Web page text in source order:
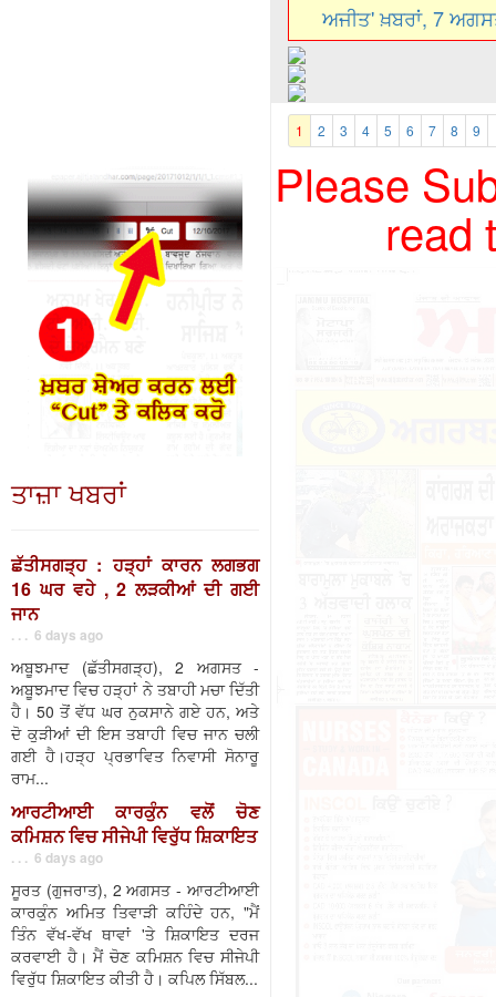
ਤਾਜ਼ਾ ਖਬਰਾਂ
ਛੱਤੀਸਗੜ੍ਹ : ਹੜ੍ਹਾਂ ਕਾਰਨ ਲਗਭਗ
16 ਘਰ ਵਹੇ , 2 ਲੜਕੀਆਂ ਦੀ ਗਈ
ਜਾਨ
. . . 6 days ago
ਅਬੂਝਮਾਦ (ਛੱਤੀਸਗੜ੍ਹ), 2 ਅਗਸਤ -
ਅਬੂਝਮਾਦ ਵਿਚ ਹੜ੍ਹਾਂ ਨੇ ਤਬਾਹੀ ਮਚਾ ਦਿੱਤੀ
ਹੈ। 50 ਤੋਂ ਵੱਧ ਘਰ ਨੁਕਸਾਨੇ ਗਏ ਹਨ, ਅਤੇ
ਦੋ ਕੁੜੀਆਂ ਦੀ ਇਸ ਤਬਾਹੀ ਵਿਚ ਜਾਨ ਚਲੀ
ਗਈ ਹੈ।ਹੜ੍ਹ ਪ੍ਰਭਾਵਿਤ ਨਿਵਾਸੀ ਸੋਨਾਰੂ
ਰਾਮ...
ਆਰਟੀਆਈ ਕਾਰਕੁੰਨ ਵਲੋਂ ਚੋਣ
ਕਮਿਸ਼ਨ ਵਿਚ ਸੀਜੇਪੀ ਵਿਰੁੱਧ ਸ਼ਿਕਾਇਤ
. . . 6 days ago
ਸੂਰਤ (ਗੁਜਰਾਤ), 2 ਅਗਸਤ - ਆਰਟੀਆਈ
ਕਾਰਕੁੰਨ ਅਮਿਤ ਤਿਵਾੜੀ ਕਹਿੰਦੇ ਹਨ, "ਮੈਂ
ਤਿੰਨ ਵੱਖ-ਵੱਖ ਥਾਵਾਂ 'ਤੇ ਸ਼ਿਕਾਇਤ ਦਰਜ
ਕਰਵਾਈ ਹੈ। ਮੈਂ ਚੋਣ ਕਮਿਸ਼ਨ ਵਿਚ ਸੀਜੇਪੀ
ਵਿਰੁੱਧ ਸ਼ਿਕਾਇਤ ਕੀਤੀ ਹੈ। ਕਪਿਲ ਸਿੱਬਲ...
ਅਜੀਤ' ਖ਼ਬਰਾਂ, 7
1 2 3 4 5 6 7 8 9
Please
read